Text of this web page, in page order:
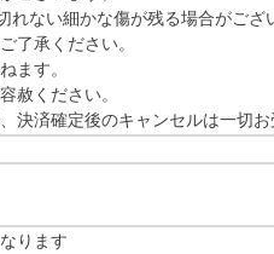
ない細かな傷が残る場合がござ
了承ください。
ます。
赦ください。
済確定後のキャンセルは一切お
ります